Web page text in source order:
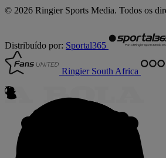
© 2026 Ringier Sports Media. Todos os
Distribuído por: Sportal365
Ringier South Africa